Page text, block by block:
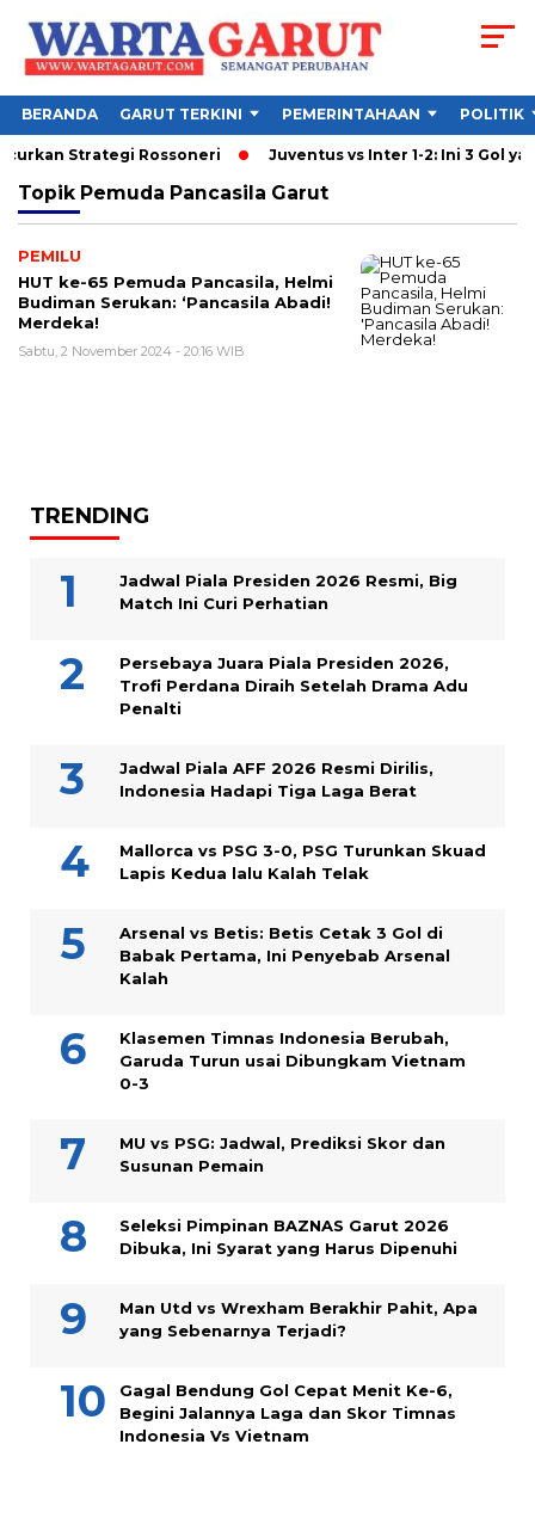
BERANDA GARUT TERKINI PEMERINTAHAAN POLITIK
Strategi Rossoneri Juventus vs Inter 1-2: Ini 3 Gol
Topik Pemuda Pancasila Garut
PEMILU
HUT ke-65 Pemuda Pancasila, Helmi
Budiman Serukan: ‘Pancasila Abadi!
Merdeka!
Sabtu, 2 November 2024 - 20:16 WIB
TRENDING
Jadwal Piala Presiden 2026 Resmi, Big
Match Ini Curi Perhatian
Persebaya Juara Piala Presiden 2026,
Trofi Perdana Diraih Setelah Drama Adu
Penalti
Jadwal Piala AFF 2026 Resmi Dirilis,
Indonesia Hadapi Tiga Laga Berat
Mallorca vs PSG 3-0, PSG Turunkan Skuad
Lapis Kedua lalu Kalah Telak
Arsenal vs Betis: Betis Cetak 3 Gol di
Babak Pertama, Ini Penyebab Arsenal
Kalah
Klasemen Timnas Indonesia Berubah,
Garuda Turun usai Dibungkam Vietnam
0-3
MU vs PSG: Jadwal, Prediksi Skor dan
Susunan Pemain
Seleksi Pimpinan BAZNAS Garut 2026
Dibuka, Ini Syarat yang Harus Dipenuhi
Man Utd vs Wrexham Berakhir Pahit, Apa
yang Sebenarnya Terjadi?
Gagal Bendung Gol Cepat Menit Ke-6,
Begini Jalannya Laga dan Skor Timnas
Indonesia Vs Vietnam